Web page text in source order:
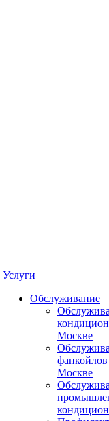
Услуги
Обслуживание
Москве
Москве